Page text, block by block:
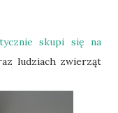
skupi się na
ludziach zwierząt